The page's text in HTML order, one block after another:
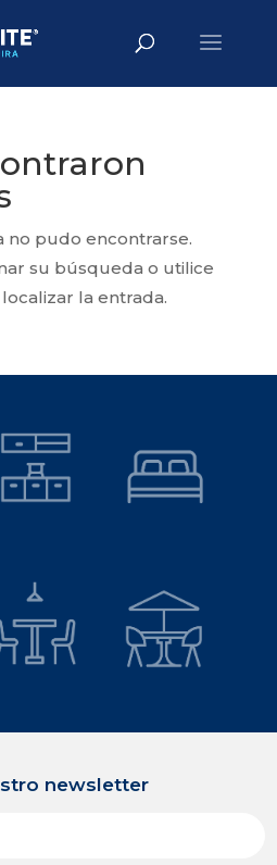
no pudo encontrarse.
su búsqueda o utilice
la entrada.
newsletter